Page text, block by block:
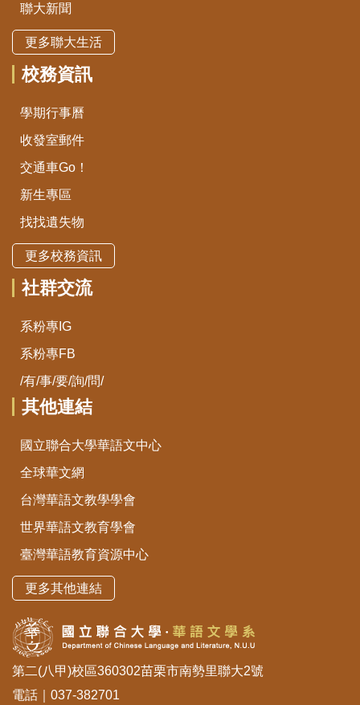
聯大新聞
更多聯大生活
校務資訊
學期行事曆
收發室郵件
交通車Go！
新生專區
找找遺失物
更多校務資訊
社群交流
系粉專IG
系粉專FB
/有/事/要/詢/問/
其他連結
國立聯合大學華語文中心
全球華文網
台灣華語文教學學會
世界華語文教育學會
臺灣華語教育資源中心
更多其他連結
第二(八甲)校區360302苗栗市南勢里聯大2號
電話｜037-382701